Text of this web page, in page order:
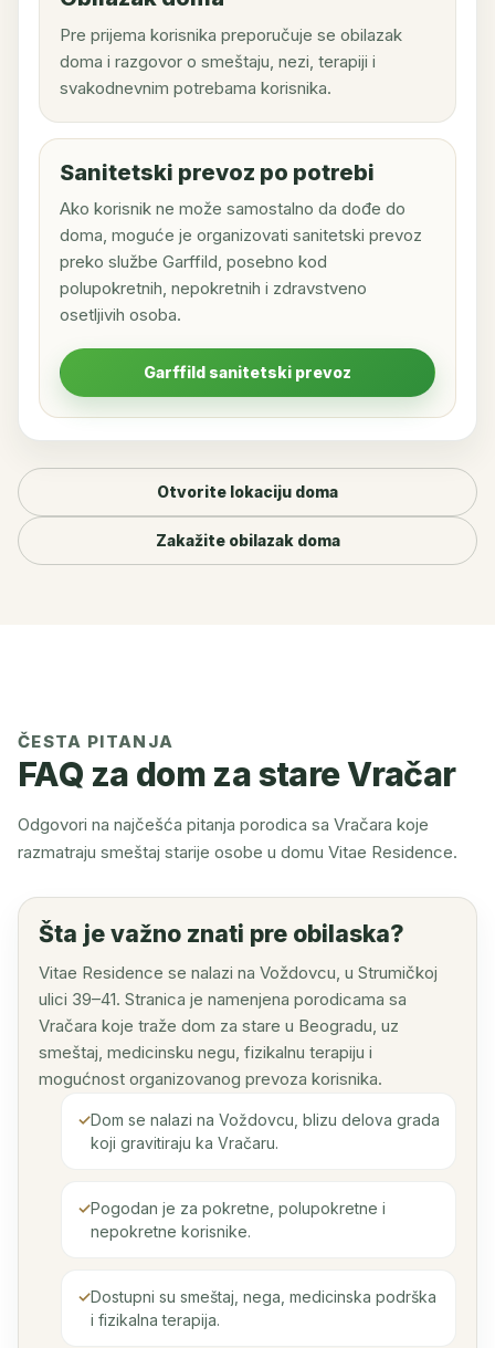
Pre prijema korisnika preporučuje se obilazak
doma i razgovor o smeštaju, nezi, terapiji i
svakodnevnim potrebama korisnika.
Sanitetski prevoz po potrebi
Ako korisnik ne može samostalno da dođe do
doma, moguće je organizovati sanitetski prevoz
preko službe Garffild, posebno kod
polupokretnih, nepokretnih i zdravstveno
osetljivih osoba.
Garffild sanitetski prevoz
Otvorite lokaciju doma
Zakažite obilazak doma
ČESTA PITANJA
FAQ za dom za stare Vračar
Odgovori na najčešća pitanja porodica sa Vračara koje
razmatraju smeštaj starije osobe u domu Vitae Residence.
Šta je važno znati pre obilaska?
Vitae Residence se nalazi na Voždovcu, u Strumičkoj
ulici 39–41. Stranica je namenjena porodicama sa
Vračara koje traže dom za stare u Beogradu, uz
smeštaj, medicinsku negu, fizikalnu terapiju i
mogućnost organizovanog prevoza korisnika.
Dom se nalazi na Voždovcu, blizu delova grada
koji gravitiraju ka Vračaru.
Pogodan je za pokretne, polupokretne i
nepokretne korisnike.
Dostupni su smeštaj, nega, medicinska podrška
i fizikalna terapija.